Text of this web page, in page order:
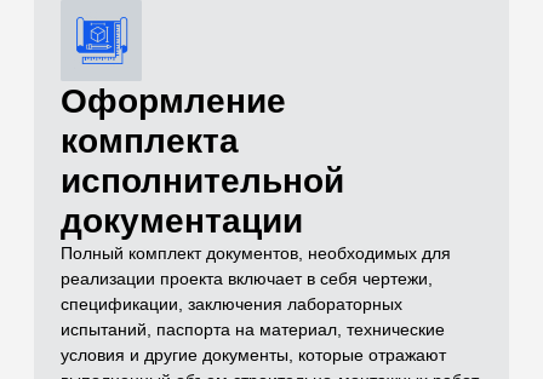
и лабораторные
испытания)
для расчетов оснований
[02]
Бетоны и растворы
Контроль качества монолитных
[03]